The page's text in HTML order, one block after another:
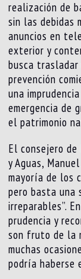
realización de
sin las debidas
anuncios en
exterior y
busca
prevención
una
emergencia de
el patrimonio
El consejero
y Aguas,
mayoría de los
pero basta una
irreparables”.
prudencia y
son fruto de la
muchas
podría haberse